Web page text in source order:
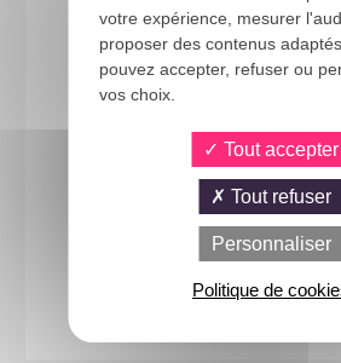
23306
Costume militaire -
votre expérience, mesurer
proposer des contenus
pouvez accepter, refuser ou
vos choix.
Tout accepter
Tout refuser
Personnaliser
Politique de